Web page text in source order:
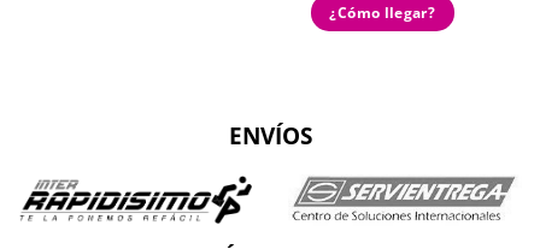
¿Cómo llegar?
ENVÍOS